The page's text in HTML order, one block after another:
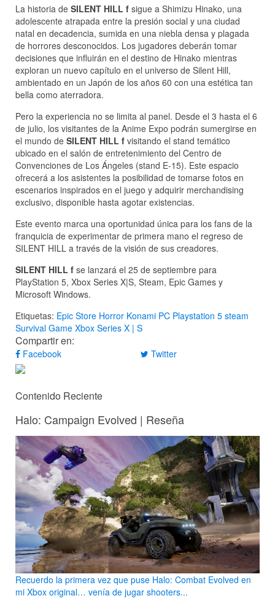
La historia de SILENT HILL f sigue a Shimizu Hinako, una
adolescente atrapada entre la presión social y una ciudad
natal en decadencia, sumida en una niebla densa y plagada
de horrores desconocidos. Los jugadores deberán tomar
decisiones que influirán en el destino de Hinako mientras
exploran un nuevo capítulo en el universo de Silent Hill,
ambientado en un Japón de los años 60 con una estética tan
bella como aterradora.
Pero la experiencia no se limita al panel. Desde el 3 hasta el 6
de julio, los visitantes de la Anime Expo podrán sumergirse en
el mundo de SILENT HILL f visitando el stand temático
ubicado en el salón de entretenimiento del Centro de
Convenciones de Los Ángeles (stand E-15). Este espacio
ofrecerá a los asistentes la posibilidad de tomarse fotos en
escenarios inspirados en el juego y adquirir merchandising
exclusivo, disponible hasta agotar existencias.
Este evento marca una oportunidad única para los fans de la
franquicia de experimentar de primera mano el regreso de
SILENT HILL a través de la visión de sus creadores.
SILENT HILL f se lanzará el 25 de septiembre para
PlayStation 5, Xbox Series X|S, Steam, Epic Games y
Microsoft Windows.
Etiquetas: Epic Store Horror Konami PC Playstation 5 steam
Survival Game Xbox Series X | S
Compartir en:
Facebook Twitter
Contenido Reciente
Halo: Campaign Evolved | Reseña
Recuerdo la primera vez que puse Halo: Combat Evolved en
mi Xbox original… venía de jugar shooters...